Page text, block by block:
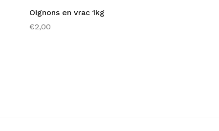
Oignons en vrac 1kg
€2,00